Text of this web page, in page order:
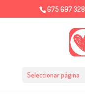
675 697 328
Seleccionar página